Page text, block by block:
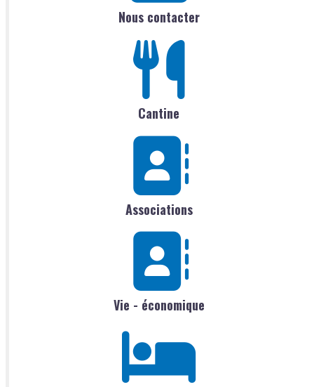
Nous contacter
Cantine
Associations
Vie - économique